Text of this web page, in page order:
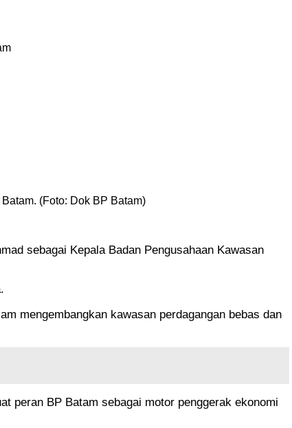
(Foto: Dok BP Batam)
sebagai Kepala Badan Pengusahaan Kawasan
mengembangkan kawasan perdagangan bebas dan
peran BP Batam sebagai motor penggerak ekonomi